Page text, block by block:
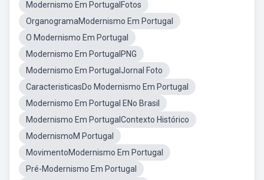
Modernismo Em PortugalFotos
OrganogramaModernismo Em Portugal
O Modernismo Em Portugal
Modernismo Em PortugalPNG
Modernismo Em PortugalJornal Foto
CaracteristicasDo Modernismo Em Portugal
Modernismo Em Portugal ENo Brasil
Modernismo Em PortugalContexto Histórico
ModernismoM Portugal
MovimentoModernismo Em Portugal
Pré-Modernismo Em Portugal